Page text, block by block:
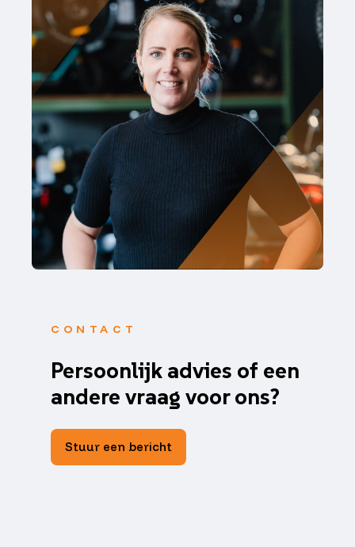
CONTACT
Persoonlijk advies of een
andere vraag voor ons?
Stuur een bericht